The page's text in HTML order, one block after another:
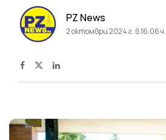
PZ News
2 октомври 2024 г. в 16:06 ч.